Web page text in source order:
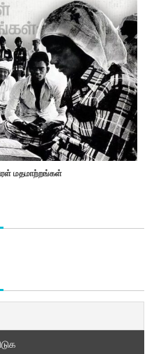
மதமாற்றங்கள்